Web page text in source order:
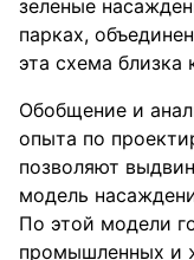
зеленые
парках,
эта схема
Обобщение и
опыта по
позволяют
модель
По этой модели
промышленных и